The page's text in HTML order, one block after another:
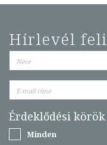
Hírlevél
Érdeklődési
Minden